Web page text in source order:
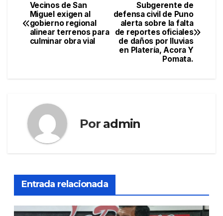
Navegación
de
Subgerente de
defensa civil de Puno
alerta sobre la falta
de reportes oficiales
de daños por lluvias
en Platería, Acora Y
Pomata.
Vecinos de San
Miguel exigen al
gobierno regional
alinear terrenos para
culminar obra vial
Por admin
Entrada relacionada